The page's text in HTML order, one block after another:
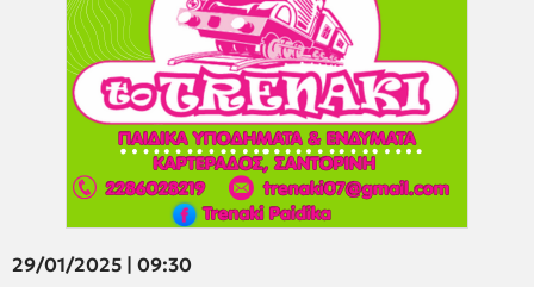
29/01/2025 | 09:30